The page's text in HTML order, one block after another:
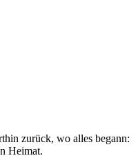
zurück, wo alles begann:
Heimat.